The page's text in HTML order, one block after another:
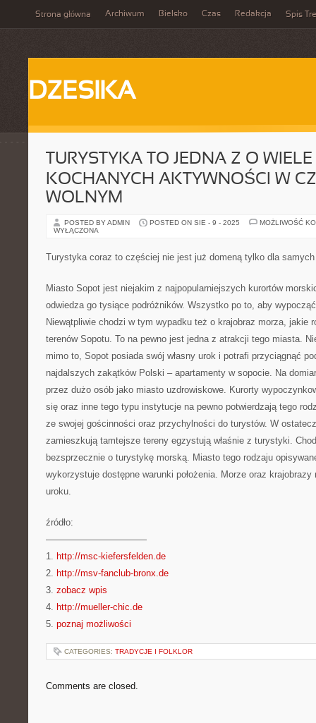
Strona główna Archiwum Bielsko Czas Redakcja Spis
DZESIKA
TURYSTYKA TO JEDNA Z O
KOCHANYCH AKTYWNOŚCI W
WOLNYM
POSTED BY ADMIN POSTED ON SIE - 9 - 2025
MOŻLIWOŚĆ
WYŁĄCZONA
Turystyka coraz to częściej nie jest już domeną tylko dla
Miasto Sopot jest niejakim z najpopularniejszych kurortów
odwiedza go tysiące podróżników. Wszystko po to, aby
Niewątpliwie chodzi w tym wypadku też o krajobraz morza, jakie
terenów Sopotu. To na pewno jest jedna z atrakcji tego miasta.
mimo to, Sopot posiada swój własny urok i potrafi przyciągnąć
najdalszych zakątków Polski – apartamenty w sopocie. Na
przez dużo osób jako miasto uzdrowiskowe. Kurorty
się oraz inne tego typu instytucje na pewno potwierdzają tego
ze swojej gościnności oraz przychylności do turystów. W
zamieszkują tamtejsze tereny egzystują właśnie z turystyki.
bezsprzecznie o turystykę morską. Miasto tego rodzaju
wykorzystuje dostępne warunki położenia. Morze oraz
uroku.
źródło:
———————————
1. http://msc-kiefersfelden.de
2. http://msv-fanclub-bronx.de
3. zobacz wpis
4. http://mueller-chic.de
5. poznaj możliwości
CATEGORIES: TRADYCJE I FOLKLOR
Comments are closed.